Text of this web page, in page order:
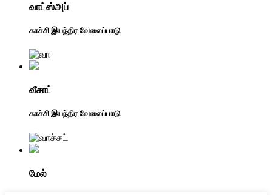
வாட்ஸ்அப்
காச்சி இயந்திர வேலைப்பாடு
வீசாட்
காச்சி இயந்திர வேலைப்பாடு
மேல்